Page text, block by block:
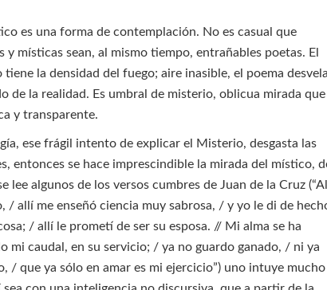
es una forma de contemplación. No es casual que
y místicas sean, al mismo tiempo, entrañables poetas. El
tiene la densidad del fuego; aire inasible, el poema desvela
de la realidad. Es umbral de misterio, oblicua mirada que
y transparente.
ese frágil intento de explicar el Misterio, desgasta las
entonces se hace imprescindible la mirada del místico,
lee algunos de los versos cumbres de Juan de la Cruz
/ allí me enseñó ciencia muy sabrosa, / y yo le di de
/ allí le prometí de ser su esposa. // Mi alma se ha
mi caudal, en su servicio; / ya no guardo ganado, / ni ya
/ que ya sólo en amar es mi ejercicio”) uno intuye mucho